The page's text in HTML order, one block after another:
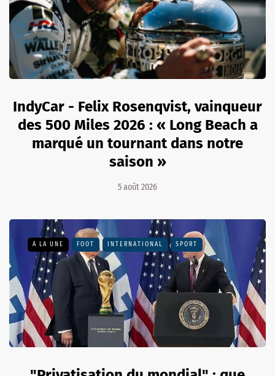
IndyCar - Felix Rosenqvist, vainqueur
des 500 Miles 2026 : « Long Beach a
marqué un tournant dans notre
saison »
5 août 2026
A LA UNE FOOT INTERNATIONAL SPORT